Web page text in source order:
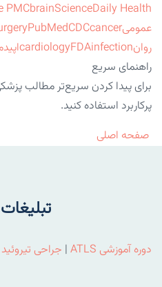
PMCbrainScienceDaily Health
عمومی
PubMedCDCcancer
روان
cardiologyFDAinfection
راهنمای سریع
برای پیدا کردن سریع‌تر مطالب
پرکاربرد استفاده کنید.
صفحه اصلی
دوره آموزشی ATLS | جراحی تیروئید